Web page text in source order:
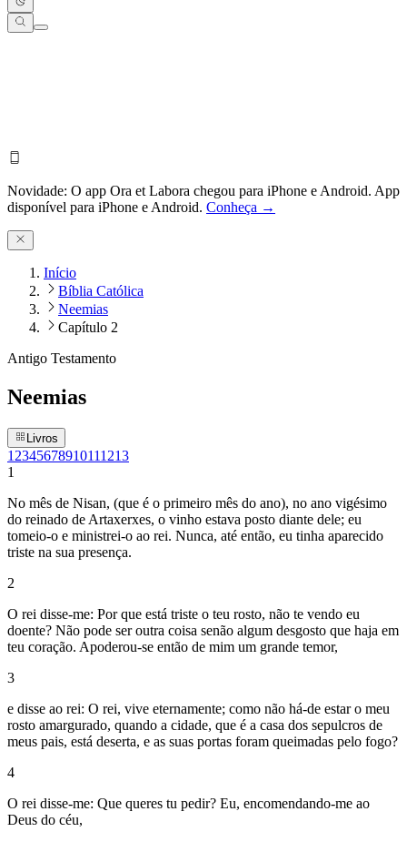
Novidade: O app Ora et Labora chegou para iPhone e Android. App
disponível para iPhone e Android. Conheça →
Início
Bíblia Católica
Neemias
Capítulo 2
Antigo Testamento
Neemias
Livros
1 2345678910111213
1
No mês de Nisan, (que é o primeiro mês do ano), no ano vigésimo
do reinado de Artaxerxes, o vinho estava posto diante dele; eu
tomeio-o e ministrei-o ao rei. Nunca, até então, eu tinha aparecido
triste na sua presença.
2
O rei disse-me: Por que está triste o teu rosto, não te vendo eu
doente? Não pode ser outra coisa senão algum desgosto que haja em
teu coração. Apoderou-se então de mim um grande temor,
3
e disse ao rei: O rei, vive eternamente; como não há-de estar o meu
rosto amargurado, quando a cidade, que é a casa dos sepulcros de
meus pais, está deserta, e as suas portas foram queimadas pelo fogo?
4
O rei disse-me: Que queres tu pedir? Eu, encomendando-me ao
Deus do céu,